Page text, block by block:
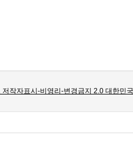
저작자표시-비영리-변경금지 2.0 대한민